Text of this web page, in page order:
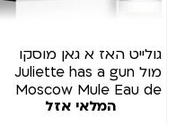
גולייט האז א גאן מוסקו
מול Juliette has a gun
Moscow Mule Eau de
Parfum 100ML
₪
המלאי אזל